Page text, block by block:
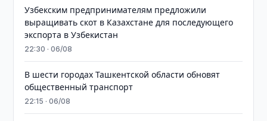
Узбекским предпринимателям предложили
выращивать скот в Казахстане для последующего
экспорта в Узбекистан
22:30 · 06/08
В шести городах Ташкентской области обновят
общественный транспорт
22:15 · 06/08